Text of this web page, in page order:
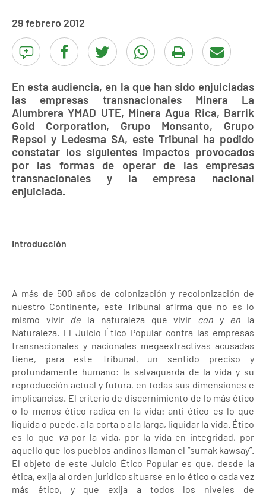
29 febrero 2012
En esta audiencia, en la que han sido enjuiciadas
las empresas transnacionales Minera La
Alumbrera YMAD UTE, Minera Agua Rica, Barrik
Gold Corporation, Grupo Monsanto, Grupo
Repsol y Ledesma SA, este Tribunal ha podido
constatar los siguientes impactos provocados
por las formas de operar de las empresas
transnacionales y la empresa nacional
enjuiciada.
Introducción
A más de 500 años de colonización y recolonización de
nuestro Continente, este Tribunal afirma que no es lo
mismo vivir de la naturaleza que vivir con y en la
Naturaleza. El Juicio Ético Popular contra las empresas
transnacionales y nacionales megaextractivas acusadas
tiene, para este Tribunal, un sentido preciso y
profundamente humano: la salvaguarda de la vida y su
reproducción actual y futura, en todas sus dimensiones e
implicancias. El criterio de discernimiento de lo más ético
o lo menos ético radica en la vida: anti ético es lo que
liquida o puede, a la corta o a la larga, liquidar la vida. Ético
es lo que vapor la vida, por la vida en integridad, por
aquello que los pueblos andinos llaman el “sumak kawsay”.
El objeto de este Juicio Ético Popular es que, desde la
ética, exija al orden jurídico situarse en lo ético o cada vez
más ético, y que exija a todos los niveles de